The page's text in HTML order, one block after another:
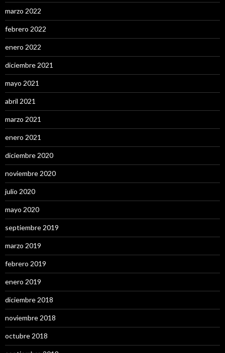
marzo 2022
febrero 2022
enero 2022
diciembre 2021
mayo 2021
abril 2021
marzo 2021
enero 2021
diciembre 2020
noviembre 2020
julio 2020
mayo 2020
septiembre 2019
marzo 2019
febrero 2019
enero 2019
diciembre 2018
noviembre 2018
octubre 2018